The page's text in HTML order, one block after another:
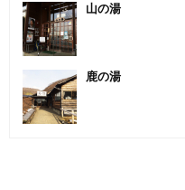
山の湯
鹿の湯